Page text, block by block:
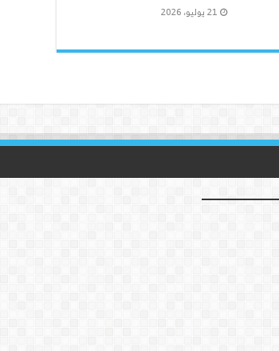
21 يوليو، 2026